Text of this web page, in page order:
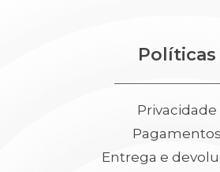
Políticas
Privacidade
Pagamentos
Entrega e